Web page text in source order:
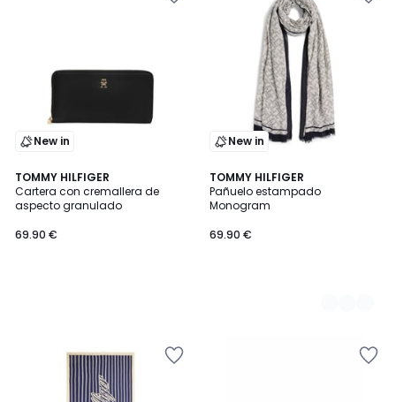
New in
TOMMY HILFIGER
Cartera con cremallera de
aspecto granulado
69.90 €
New in
TOMMY HILFIGER
Pañuelo estampado
Monogram
69.90 €
2
Colores